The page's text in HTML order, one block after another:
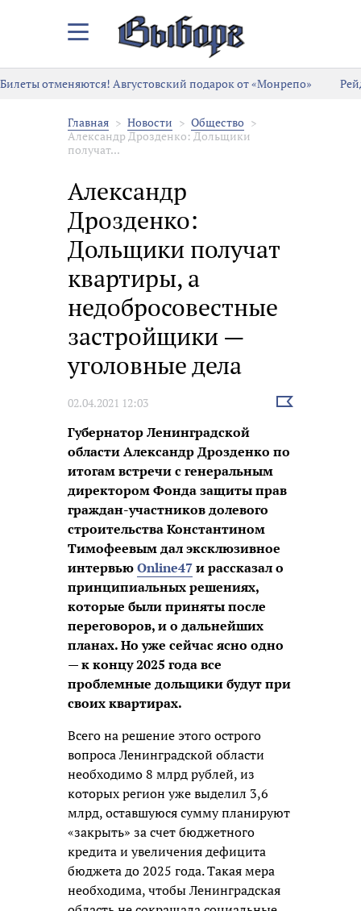
Закрыть/
меню
Билеты отменяются! Августовский подарок от «Монрепо»
Главная Новости
Общество
Александр Дрозденко: Дольщики
получат...
Александр
Дрозденко:
Дольщики получат
квартиры, а
недобросовестные
застройщики —
уголовные дела
02.04.2021 12:03
Выбрать
Губернатор Ленинградской
области Александр Дрозденко по
итогам встречи с генеральным
директором Фонда защиты прав
граждан-участников долевого
строительства Константином
Тимофеевым дал эксклюзивное
интервьюOnline47и рассказал о
принципиальных решениях,
которые были приняты после
переговоров, и о дальнейших
планах. Но уже сейчас ясно одно
— к концу 2025 года все
проблемные дольщики будут при
своих квартирах.
Всего на решение этого острого
вопроса Ленинградской области
необходимо 8 млрд рублей, из
которых регион уже выделил 3,6
млрд, оставшуюся сумму планируют
«закрыть» за счет бюджетного
кредита и увеличения дефицита
бюджета до 2025 года. Такая мера
необходима, чтобы Ленинградская